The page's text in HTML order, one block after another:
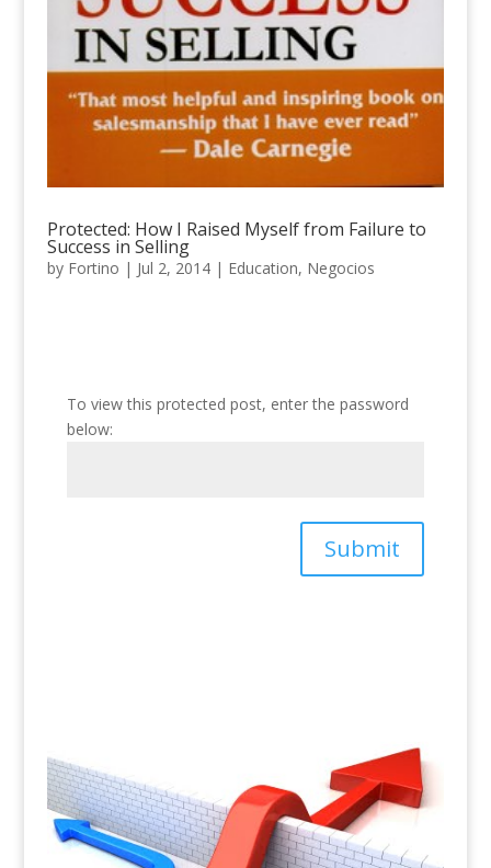
Protected: How I Raised Myself from Failure to
Success in Selling
by Fortino | Jul 2, 2014| Education, Negocios
To view this protected post, enter the password
below:
Submit